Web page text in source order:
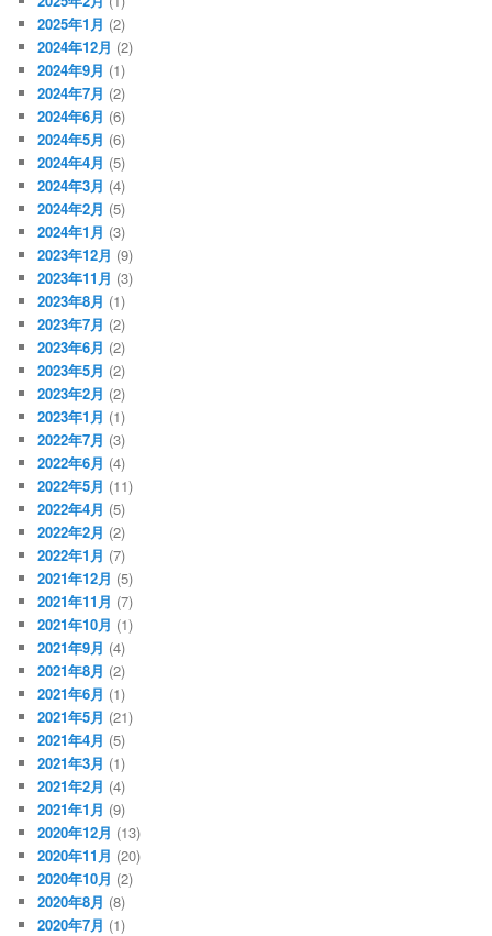
2025年1月 (2)
2024年12月 (2)
2024年9月 (1)
2024年7月 (2)
2024年6月 (6)
2024年5月 (6)
2024年4月 (5)
2024年3月 (4)
2024年2月 (5)
2024年1月 (3)
2023年12月 (9)
2023年11月 (3)
2023年8月 (1)
2023年7月 (2)
2023年6月 (2)
2023年5月 (2)
2023年2月 (2)
2023年1月 (1)
2022年7月 (3)
2022年6月 (4)
2022年5月 (11)
2022年4月 (5)
2022年2月 (2)
2022年1月 (7)
2021年12月 (5)
2021年11月 (7)
2021年10月 (1)
2021年9月 (4)
2021年8月 (2)
2021年6月 (1)
2021年5月 (21)
2021年4月 (5)
2021年3月 (1)
2021年2月 (4)
2021年1月 (9)
2020年12月 (13)
2020年11月 (20)
2020年10月 (2)
2020年8月 (8)
2020年7月 (1)